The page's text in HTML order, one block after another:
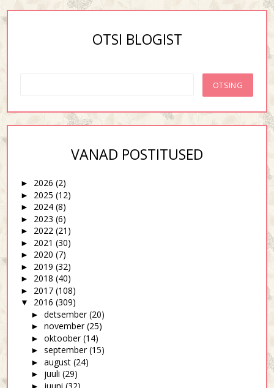
OTSI BLOGIST
VANAD POSTITUSED
► 2026 (2)
► 2025 (12)
► 2024 (8)
► 2023 (6)
► 2022 (21)
► 2021 (30)
► 2020 (7)
► 2019 (32)
► 2018 (40)
► 2017 (108)
▼ 2016 (309)
► detsember (20)
► november (25)
► oktoober (14)
► september (15)
► august (24)
► juuli (29)